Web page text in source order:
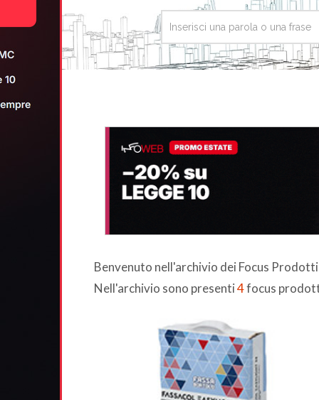
CERCA
Benvenuto nell'archivio dei Focus
Nell'archivio sono presenti4focus